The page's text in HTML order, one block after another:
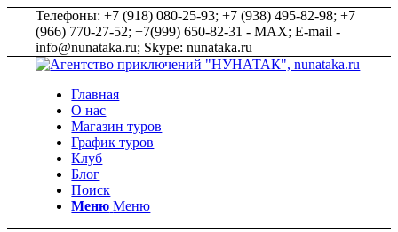
Телефоны: +7 (918) 080-25-93; +7 (938) 495-82-98; +7
(966) 770-27-52; +7(999) 650-82-31 - MAX; E-mail -
info@nunataka.ru; Skype: nunataka.ru
Главная
О нас
Магазин туров
График туров
Клуб
Блог
Поиск
Меню Меню